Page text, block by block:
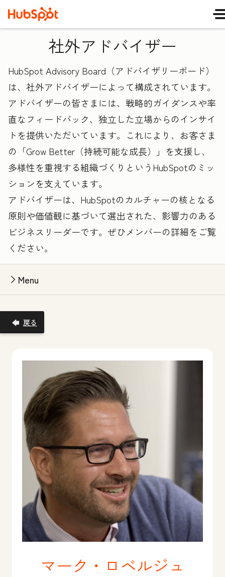
社外アドバイザー
HubSpot Advisory Board（アドバイザリーボード）
は、社外アドバイザーによって構成されています。
アドバイザーの皆さまには、戦略的ガイダンスや率
直なフィードバック、独立した立場からのインサイ
トを提供いただいています。これにより、お客さま
の「Grow Better（持続可能な成長）」を支援し、
多様性を重視する組織づくりというHubSpotのミッ
ションを支えています。
アドバイザーは、HubSpotのカルチャーの核となる
原則や価値観に基づいて選出された、影響力のある
ビジネスリーダーです。ぜひメンバーの詳細をご覧
ください。
Menu
戻る
マーク・ロベルジュ